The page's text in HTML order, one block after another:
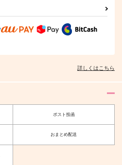
詳しくはこちら
ポスト投函
おまとめ配送